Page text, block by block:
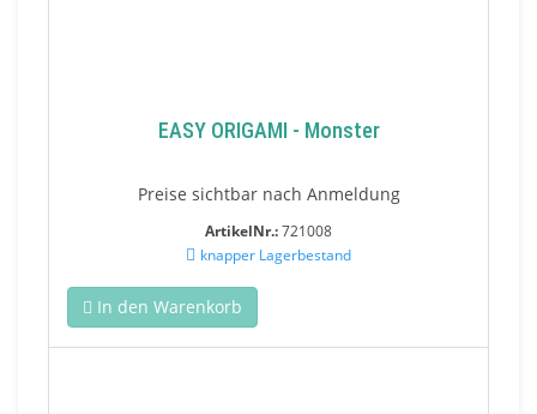
EASY ORIGAMI - Monster
Preise sichtbar nach Anmeldung
ArtikelNr.:721008
knapper Lagerbestand
In den Warenkorb